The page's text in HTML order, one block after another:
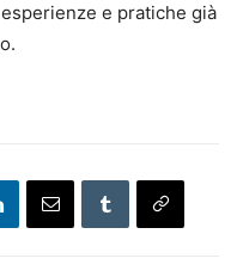
e pratiche già